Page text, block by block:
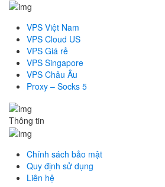
VPS Việt Nam
VPS Cloud US
VPS Giá rẻ
VPS Singapore
VPS Châu Âu
Proxy – Socks 5
Thông tin
Chính sách bảo mật
Quy định sử dụng
Liên hệ